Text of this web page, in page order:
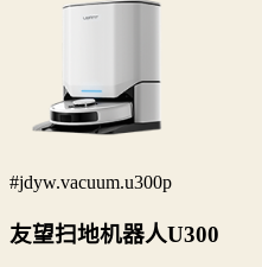
#jdyw.vacuum.u300p
友望扫地机器人U300